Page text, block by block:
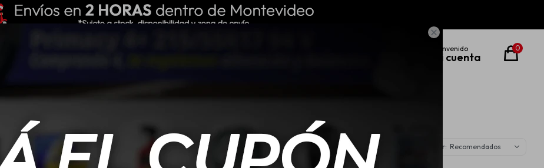

0
Recomendados